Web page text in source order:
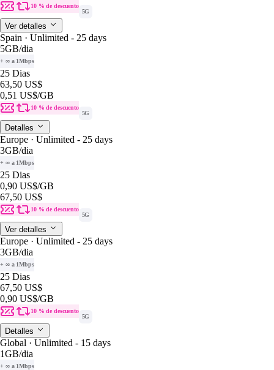
10 % de descuento
5G
Ver detalles
Spain · Unlimited - 25 days
5GB/dia
+ ∞ a 1Mbps
25 Dias
63,50 US$
0,51 US$/GB
10 % de descuento
5G
Detalles
Europe · Unlimited - 25 days
3GB/dia
+ ∞ a 1Mbps
25 Dias
0,90 US$/GB
67,50 US$
10 % de descuento
5G
Ver detalles
Europe · Unlimited - 25 days
3GB/dia
+ ∞ a 1Mbps
25 Dias
67,50 US$
0,90 US$/GB
10 % de descuento
5G
Detalles
Global · Unlimited - 15 days
1GB/dia
+ ∞ a 1Mbps